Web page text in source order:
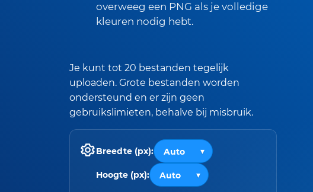
overweeg een PNG als je volledige
kleuren nodig hebt.
Je kunt tot 20 bestanden tegelijk
uploaden. Grote bestanden worden
ondersteund en er zijn geen
gebruikslimieten, behalve bij misbruik.
Breedte (px):
Hoogte (px):